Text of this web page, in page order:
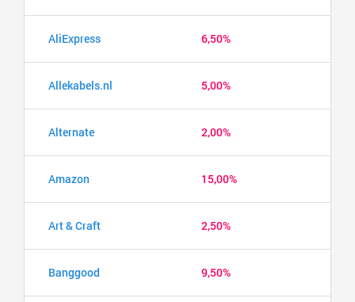
AliExpress 6,50%
Allekabels.nl 5,00%
Alternate 2,00%
Amazon 15,00%
Art & Craft 2,50%
Banggood 9,50%